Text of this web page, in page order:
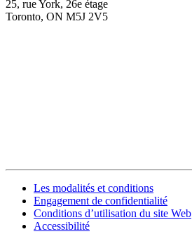
25, rue York, 26e étage
Toronto, ON M5J 2V5
Les modalités et conditions
Engagement de confidentialité
Conditions d’utilisation du site Web
Accessibilité